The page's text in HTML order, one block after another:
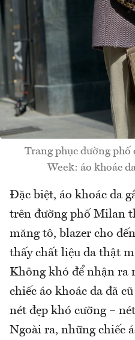
Trang phục đường
Week: áo khoác
Đặc biệt, áo khoác da
trên đường phố Milan
măng tô, blazer cho
thấy chất liệu da thật
Không khó để nhận ra
chiếc áo khoác da đã
nét đẹp khó cưỡng –
Ngoài ra, những chiếc